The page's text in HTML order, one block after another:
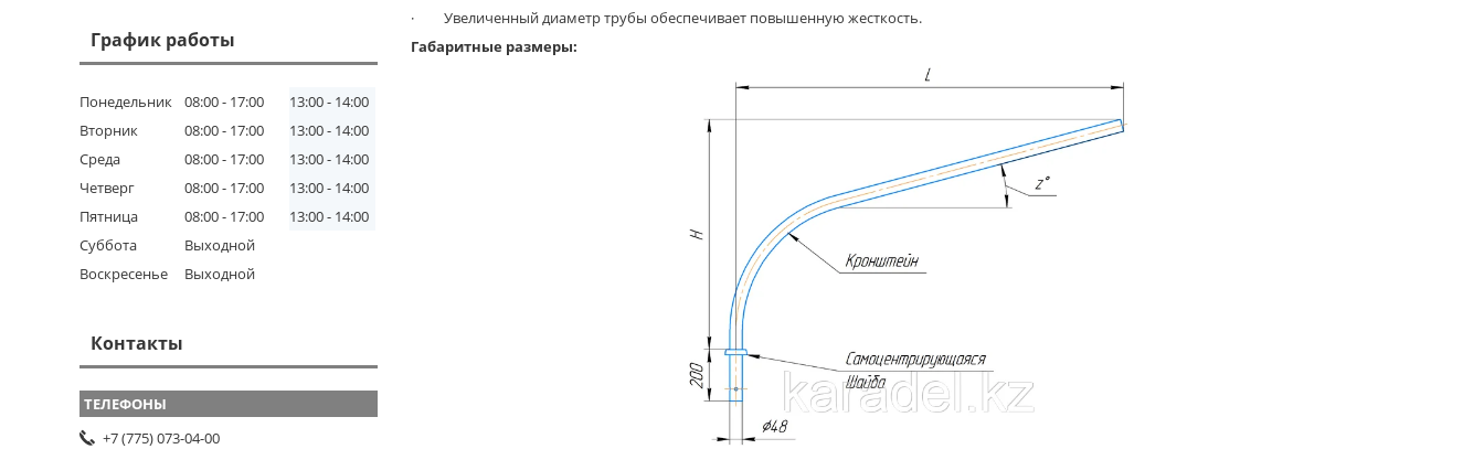
· Увеличенный диаметр трубы обеспечивает повышенную жесткость.
Габаритные размеры:
График работы
Понедельник 08:00 17:00 13:00
14:00
Вторник
08:00 17:00 13:00
14:00
Среда
08:00 17:00 13:00
14:00
Четверг
08:00 17:00 13:00
14:00
Пятница
08:00 17:00 13:00
14:00
Суббота
Выходной
Воскресенье
Выходной
Контакты
+7 (775) 073-04-00